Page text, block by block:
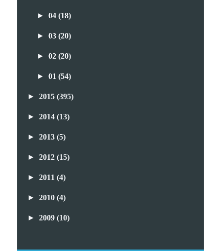
►04(18)
►03(20)
►02(20)
►01(54)
► 2015 (395)
► 2014 (13)
► 2013 (5)
► 2012 (15)
► 2011 (4)
► 2010 (4)
► 2009 (10)